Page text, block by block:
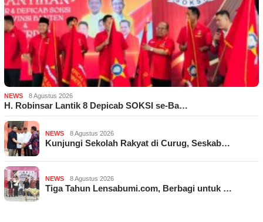
NEWS 8 Agustus 2026
H. Robinsar Lantik 8 Depicab SOKSI se-Ba…
NEWS 8 Agustus 2026
Kunjungi Sekolah Rakyat di Curug, Seskab…
NEWS 8 Agustus 2026
Tiga Tahun Lensabumi.com, Berbagi untuk …